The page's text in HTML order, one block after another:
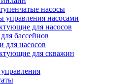
насосы
управления насосами
для насосов
бассейнов
для насосов
для скважин